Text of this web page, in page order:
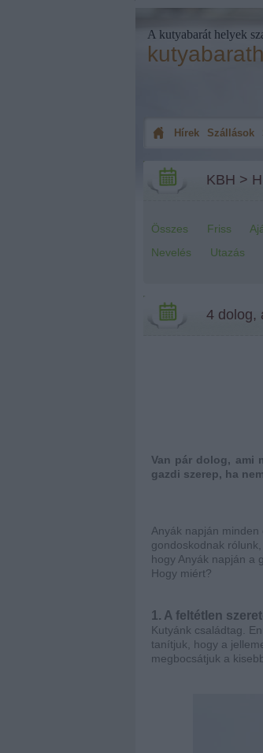
A kutyabarát helyek
Hírek Szállások
KBH >
Összes Friss
Nevelés
Utazás
4 dolog,
Van pár dolog, ami
gazdi szerep, ha
Anyák napján
gondoskodnak
hogy Anyák napján a
Hogy miért?
1. A feltétlen
Kutyánk családtag.
tanítjuk, hogy a
megbocsátjuk a